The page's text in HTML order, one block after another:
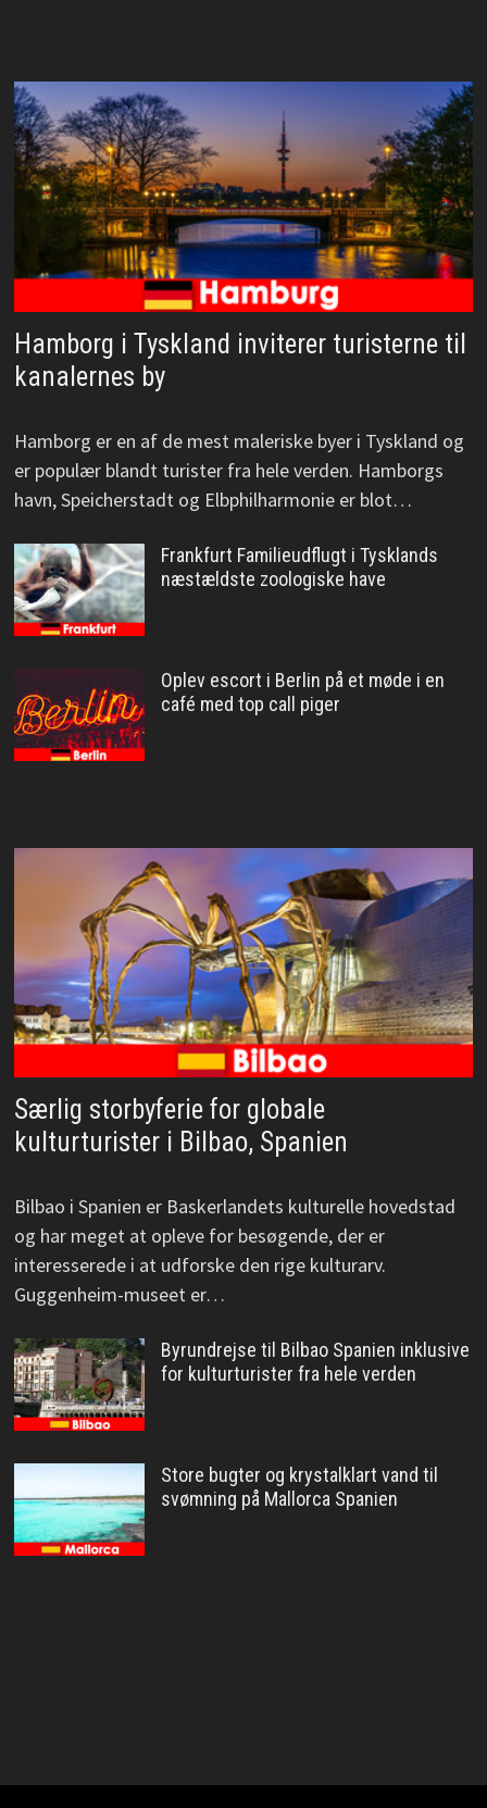
Hamborg i Tyskland inviterer turisterne til
kanalernes by
Hamborg er en af de mest maleriske byer i Tyskland og
er populær blandt turister fra hele verden. Hamborgs
havn, Speicherstadt og Elbphilharmonie er blot…
Frankfurt Familieudflugt i Tysklands
næstældste zoologiske have
Oplev escort i Berlin på et møde i en
café med top call piger
Særlig storbyferie for globale
kulturturister i Bilbao, Spanien
Bilbao i Spanien er Baskerlandets kulturelle hovedstad
og har meget at opleve for besøgende, der er
interesserede i at udforske den rige kulturarv.
Guggenheim-museet er…
Byrundrejse til Bilbao Spanien inklusive
for kulturturister fra hele verden
Store bugter og krystalklart vand til
svømning på Mallorca Spanien